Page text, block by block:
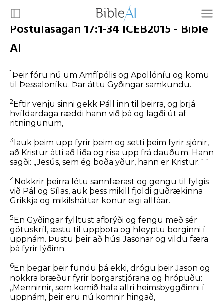
Postulasagan 17:1-34 ICEB2015 - Bible
AI
1Þeir fóru nú um Amfípólis og Apollóníu og komu
til Þessaloníku. Þar áttu Gyðingar samkundu.
2 Eftir venju sinni gekk Páll inn til þeirra, og þrjá
hvíldardaga ræddi hann við þá og lagði út af
ritningunum,
3 lauk þeim upp fyrir þeim og setti þeim fyrir sjónir,
að Kristur átti að líða og rísa upp frá dauðum. Hann
sagði: ,,Jesús, sem ég boða yður, hann er Kristur.``
4Nokkrir þeirra létu sannfærast og gengu til fylgis
við Pál og Sílas, auk þess mikill fjöldi guðrækinna
Grikkja og mikilsháttar konur eigi allfáar.
5 En Gyðingar fylltust afbrýði og fengu með sér
götuskríl, æstu til uppþota og hleyptu borginni í
uppnám. Þustu þeir að húsi Jasonar og vildu færa
þá fyrir lýðinn.
6En þegar þeir fundu þá ekki, drógu þeir Jason og
nokkra bræður fyrir borgarstjórana og hrópuðu:
,,Mennirnir, sem komið hafa allri heimsbyggðinni í
uppnám, þeir eru nú komnir hingað,